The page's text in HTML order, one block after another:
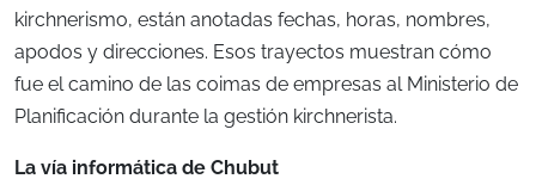
kirchnerismo, están anotadas fechas, horas, nombres,
apodos y direcciones. Esos trayectos muestran cómo
fue el camino de las coimas de empresas al Ministerio de
Planificación durante la gestión kirchnerista.
La vía informática de Chubut